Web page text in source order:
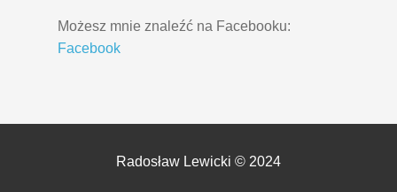
Możesz mnie znaleźć na Facebooku:
Facebook
Radosław Lewicki © 2024